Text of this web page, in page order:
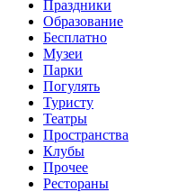
Праздники
Образование
Бесплатно
Музеи
Парки
Погулять
Туристу
Театры
Пространства
Клубы
Прочее
Рестораны